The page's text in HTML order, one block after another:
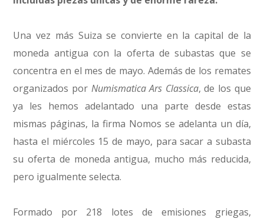
Una vez más Suiza se convierte en la capital de la
moneda antigua con la oferta de subastas que se
concentra en el mes de mayo. Además de los remates
organizados por Numismatica Ars Classica, de los que
ya les hemos adelantado una parte desde estas
mismas páginas, la firma Nomos se adelanta un día,
hasta el miércoles 15 de mayo, para sacar a subasta
su oferta de moneda antigua, mucho más reducida,
pero igualmente selecta.
Formado por 218 lotes de emisiones griegas,